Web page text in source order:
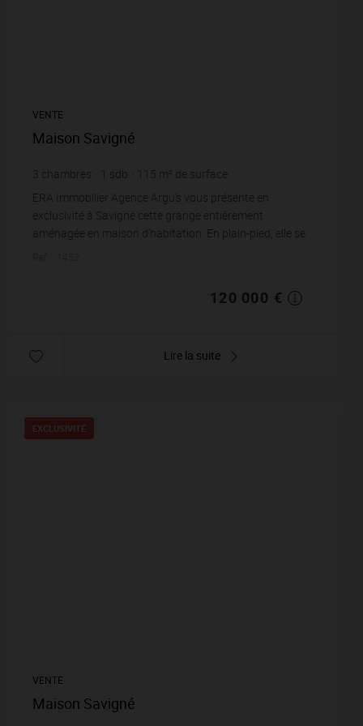
VENTE
Maison Savigné
3 chambres sdb 115 m² de surface
1 110 m² de terrain 1 043,48 € prix / m²
ERA Immobilier Agence Argu's vous présente en
exclusivité à Savigné cette grange entièrement
aménagée en maison d'habitation. En plain-pied, elle se
120 000 €
Lire la suite
EXCLUSIVITÉ
VENTE
Maison Savigné